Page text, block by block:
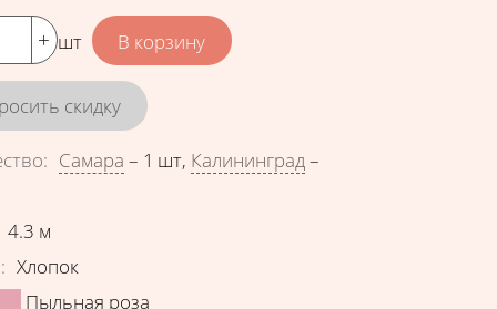
шт
скидку
: Самара – 1 шт, Калининград–
4.3 м
: Хлопок
Пыльная роза